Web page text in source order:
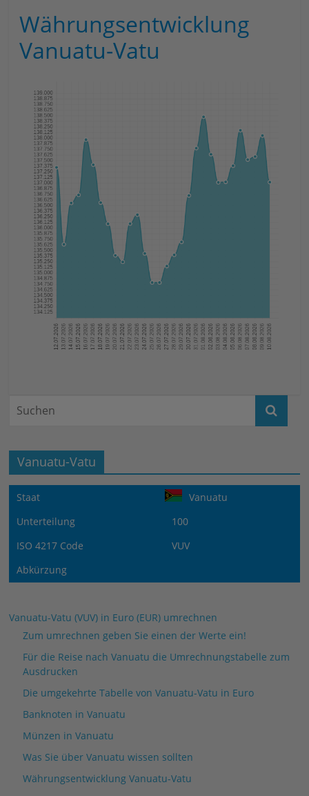
Währungsentwicklung
Vanuatu-Vatu
Vanuatu-Vatu
Staat
Vanuatu
Unterteilung
100
ISO 4217 Code
VUV
Abkürzung
Vanuatu-Vatu (VUV) in Euro (EUR) umrechnen
Zum umrechnen geben Sie einen der Werte ein!
Für die Reise nach Vanuatu die Umrechnungstabelle zum
Ausdrucken
Die umgekehrte Tabelle von Vanuatu-Vatu in Euro
Banknoten in Vanuatu
Münzen in Vanuatu
Was Sie über Vanuatu wissen sollten
Währungsentwicklung Vanuatu-Vatu